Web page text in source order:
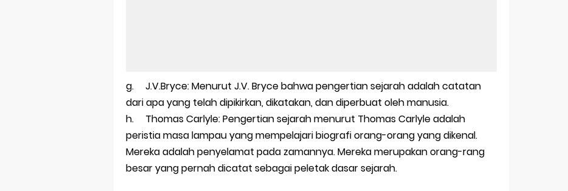
g.
J.V.Bryce: Menurut J.V. Bryce bahwa pengertian sejarah adalah catatan
dari apa yang telah dipikirkan, dikatakan, dan diperbuat oleh manusia.
h.
Thomas Carlyle: Pengertian sejarah menurut Thomas Carlyle adalah
peristia masa lampau yang mempelajari biografi orang-orang yang dikenal.
Mereka adalah penyelamat pada zamannya. Mereka merupakan orang-rang
besar yang pernah dicatat sebagai peletak dasar sejarah.